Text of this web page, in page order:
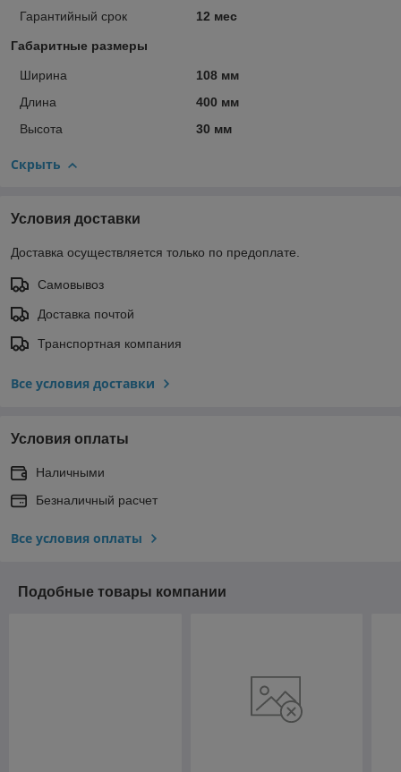
Гарантийный срок
12 мес
Габаритные размеры
Ширина
108 мм
Длина
400 мм
Высота
30 мм
Скрыть
Условия доставки
Доставка осуществляется только по предоплате.
Самовывоз
Доставка почтой
Транспортная компания
Все условия доставки
Условия оплаты
Наличными
Безналичный расчет
Все условия оплаты
Подобные товары компании